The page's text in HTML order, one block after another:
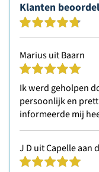
Klanten
Marius uit Baarn
Ik werd geholpen
persoonlijk en
informeerde mij
J D uit Capelle aan